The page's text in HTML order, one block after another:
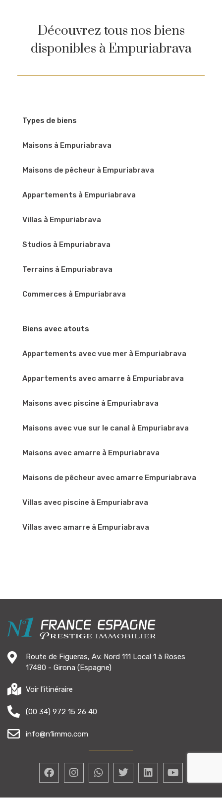
Découvrez tous nos biens
disponibles à Empuriabrava
Types de biens
Maisons à Empuriabrava
Maisons de pêcheur à Empuriabrava
Appartements à Empuriabrava
Villas à Empuriabrava
Studios à Empuriabrava
Terrains à Empuriabrava
Commerces à Empuriabrava
Biens avec atouts
Appartements avec vue mer à Empuriabrava
Appartements avec amarre à Empuriabrava
Maisons avec piscine à Empuriabrava
Maisons avec vue sur le canal à Empuriabrava
Maisons avec amarre à Empuriabrava
Maisons de pêcheur avec amarre Empuriabrava
Villas avec piscine à Empuriabrava
Villas avec amarre à Empuriabrava
Route de Figueras, Av. Nord 111 Local 1 à Roses
17480 - Girona (Espagne)
Voir l'itinéraire
(00 34) 972 15 26 40
info@n1immo.com